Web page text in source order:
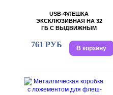
USB-ФЛЕШКА
ЭКСКЛЮЗИВНАЯ НА 32
ГБ С ВЫДВИЖНЫМ
ЧИПОМ
761 РУБ В корзину